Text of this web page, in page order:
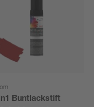
Buntlackstift